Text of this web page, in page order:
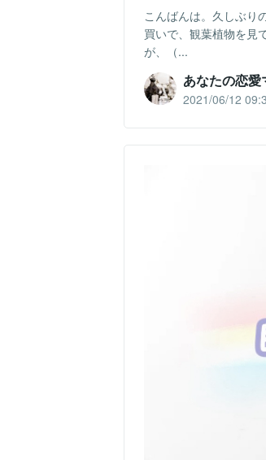
こんばんは。久しぶり
買いで、観葉植物を見
が、（...
あなたの恋
2021/06/12